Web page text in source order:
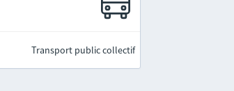
Transport public collectif